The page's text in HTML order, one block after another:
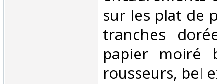
sur les plat de
tranches
papier moiré
rousseurs, bel